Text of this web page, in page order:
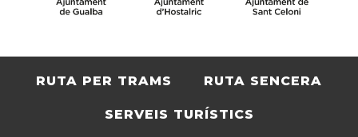
RUTA PER TRAMS RUTA SENCERA
SERVEIS TURÍSTICS